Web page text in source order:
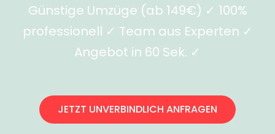
Günstige Umzüge (ab 149€) ✓ 100%
professionell ✓ Team aus Experten ✓
Angebot in 60 Sek. ✓
JETZT UNVERBINDLICH ANFRAGEN